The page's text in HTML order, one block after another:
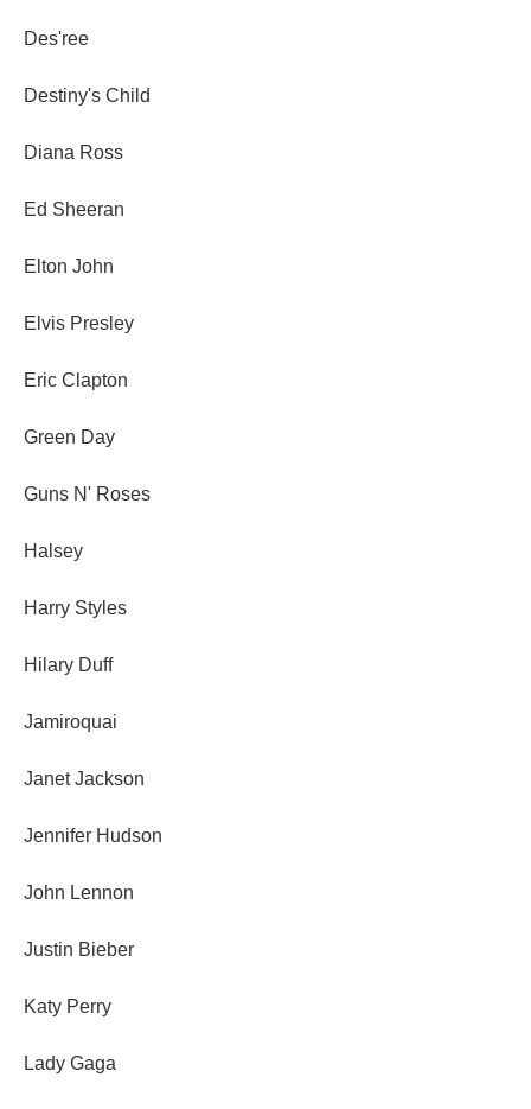
Des'ree
Destiny's Child
Diana Ross
Ed Sheeran
Elton John
Elvis Presley
Eric Clapton
Green Day
Guns N' Roses
Halsey
Harry Styles
Hilary Duff
Jamiroquai
Janet Jackson
Jennifer Hudson
John Lennon
Justin Bieber
Katy Perry
Lady Gaga